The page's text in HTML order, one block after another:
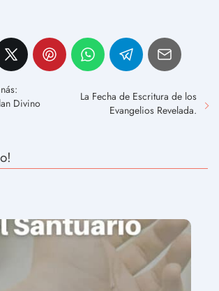
Divino
La Fecha de Escritura de los
Evangelios Revelada.